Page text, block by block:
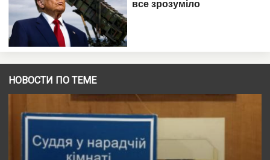
НОВОСТИ ПО ТЕМЕ